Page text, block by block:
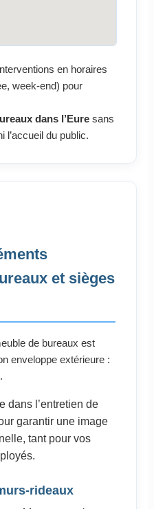
en horaires
week-end) pour
dans l’Euresans
l’accueil du public.
et sièges
de bureaux est
enveloppe extérieure :
dans l’entretien de
garantir une image
tant pour vos
rideaux